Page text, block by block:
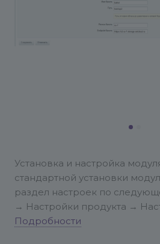
Установка и настройка
стандартной установки
раздел настроек по
→ Настройки продукта →
Резервное копирование в
Подробности